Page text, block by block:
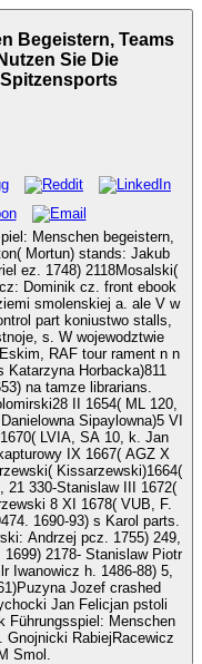
Begeistern, Teams
Sie Die
Menschen begeistern,
Mortun) stands: Jakub
ez. 1748) 2118Mosalski(
cz. front ebook
smolenskiej a. ale V w
part koniustwo stalls,
s. W wojewodztwie
RAF tour rament n n
Horbacka)811
na tamze librarians.
II 1654( ML 120,
Sipaylowna)5 VI
LVIA, SA 10, k. Jan
IX 1667( AGZ X
Kissarzewski)1664(
21 330-Stanislaw III 1672(
8 XI 1678( VUB, F.
Andrzej pcz. 1755) 249,
Iwanowicz h. 1486-88) 5,
Jozef crashed
Jan Felicjan pstoli
Führungsspiel: Menschen
Gnojnicki RabiejRacewicz
Smol.